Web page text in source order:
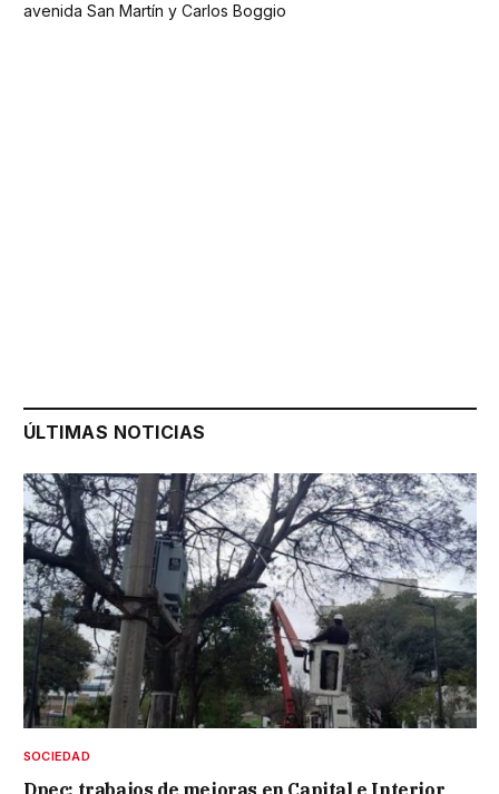
avenida San Martín y Carlos Boggio
ÚLTIMAS NOTICIAS
SOCIEDAD
Dpec: trabajos de mejoras en Capital e Interior